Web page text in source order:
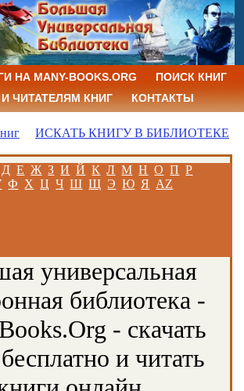
НА MANY-BOOKS.ORG
ПОИСК КНИГ
ЧИТАТЕЛЯМ КНИГ
КОНТАКТЫ
ИСКАТЬ КНИГУ В БИБЛИОТЕКЕ
Д Е Ж З И Й К Л М Н О П Р
Ф Х Ц Ч Ш Щ Э Ю Я AZ
универсальная
библиотека -
- скачать
и читать